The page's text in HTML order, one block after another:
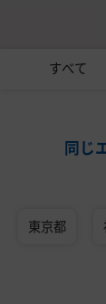
すべて
同じ
東京都